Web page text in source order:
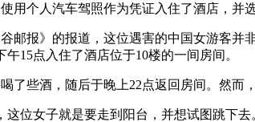
用个人汽车驾照作为凭证入住了酒店，并
邮报》的报道，这位遇害的中国女游客
15点入住了酒店位于10楼的一间房间。
了些酒，随后于晚上22点返回房间。然
这位女子就是要走到阳台，并想试图跳下